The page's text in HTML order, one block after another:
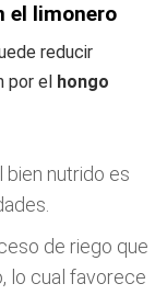
el limonero
reducir
por el hongo
bien nutrido es
de riego que
lo cual favorece